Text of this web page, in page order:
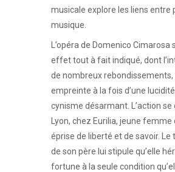
musicale explore les liens entre
musique.
L’opéra de Domenico Cimarosa
effet tout à fait indiqué, dont
de nombreux rebondissements,
empreinte à la fois d’une lucidité
cynisme désarmant. L’action se
Lyon, chez Eurilia, jeune femme
éprise de liberté et de savoir.
de son père lui stipule qu’elle
fortune à la seule condition